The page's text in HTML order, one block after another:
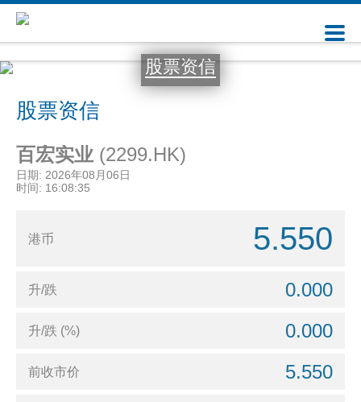
股票资信
股票资信